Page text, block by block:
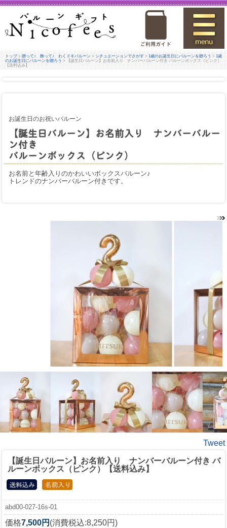
トップ > 贈って♪ 飾って♪ わくドキバルーン > シチュエーションでさがす > 1歳のお誕生日にバルーンを贈ろう > 1歳
のお誕生日にバルーンを贈ろう > 【誕生日バルーン】お名前入り ナンバーバルーン付き バルーンボックス（ピンク）
【送料込み】
お誕生日のお祝いバルーン
【誕生日バルーン】お名前入り ナンバーバルー
ン付き
バルーンボックス（ピンク）
お名前と年齢入りのかわいいボックスバルーン♪
トレンドのナンバーバルーン付きです。
Tweet
【誕生日バルーン】お名前入り ナンバーバルーン付き バ
ルーンボックス（ピンク）【送料込み】
abd00-027-16s-01
価格7,500円 (消費税込:8,250円)